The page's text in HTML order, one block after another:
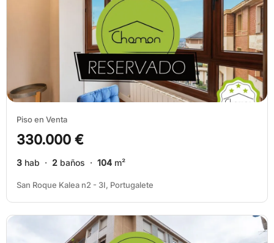
Piso en Venta
330.000 €
3 hab · 2 baños · 104 m²
San Roque Kalea n2 - 3I, Portugalete